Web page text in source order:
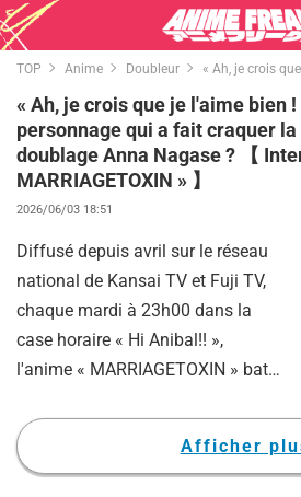
TOP Anime Doubleur « Ah, je crois
« Ah, je crois que je l'aime bien !
personnage qui a fait craquer
doublage Anna Nagase ? 【
MARRIAGETOXIN » 】
2026/06/03 18:51
Diffusé depuis avril sur le réseau
national de Kansai TV et Fuji TV,
chaque mardi à 23h00 dans la
case horaire « Hi Anibal!! »,
l'anime « MARRIAGETOXIN » bat
Gero, un tueur à gages de premier
ordre et membre de l'un des cinq
Afficher